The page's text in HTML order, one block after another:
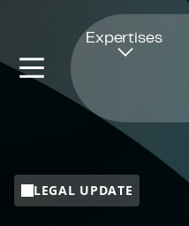
Expertises
LEGAL UPDATE
Ouvre dans une nouvelle